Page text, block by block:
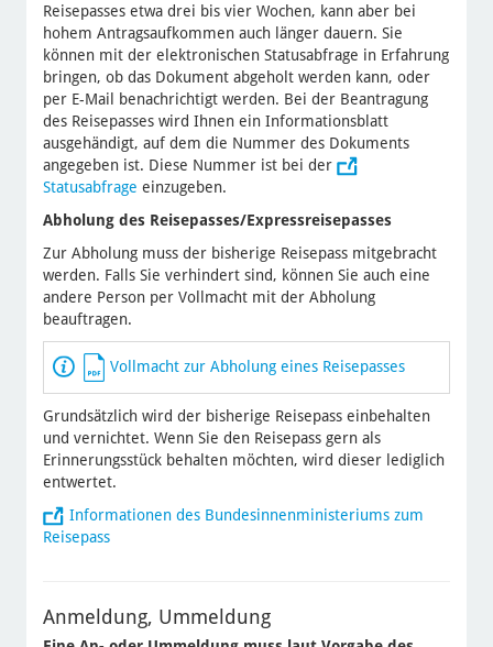
Reisepasses etwa drei bis vier Wochen, kann aber bei
hohem Antragsaufkommen auch länger dauern. Sie
können mit der elektronischen Statusabfrage in Erfahrung
bringen, ob das Dokument abgeholt werden kann, oder
per E-Mail benachrichtigt werden. Bei der Beantragung
des Reisepasses wird Ihnen ein Informationsblatt
ausgehändigt, auf dem die Nummer des Dokuments
angegeben ist. Diese Nummer ist bei der
Statusabfrage einzugeben.
Abholung des Reisepasses/Expressreisepasses
Zur Abholung muss der bisherige Reisepass mitgebracht
werden. Falls Sie verhindert sind, können Sie auch eine
andere Person per Vollmacht mit der Abholung
beauftragen.
Vollmacht zur Abholung eines Reisepasses
Grundsätzlich wird der bisherige Reisepass einbehalten
und vernichtet. Wenn Sie den Reisepass gern als
Erinnerungsstück behalten möchten, wird dieser lediglich
entwertet.
Informationen des Bundesinnenministeriums zum
Reisepass
Anmeldung, Ummeldung